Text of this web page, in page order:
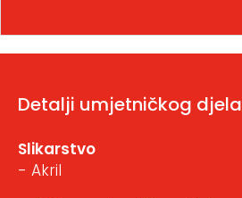
Detalji umjetničkog djela
Slikarstvo
- Akril